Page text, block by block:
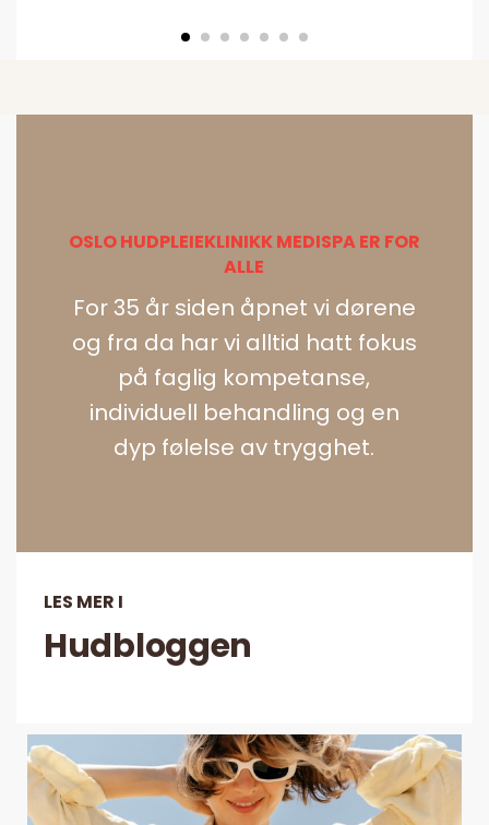
OSLO HUDPLEIEKLINIKK MEDISPA ER FOR
ALLE
For 35 år siden åpnet vi dørene
og fra da har vi alltid hatt fokus
på faglig kompetanse,
individuell behandling og en
dyp følelse av trygghet.
LES MER I
Hudbloggen